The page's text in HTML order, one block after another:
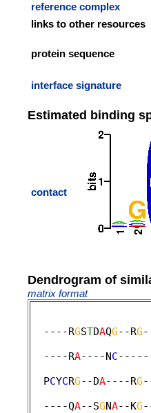
reference complex
links to other resources
protein sequence
interface signature
Estimated binding
contact
Dendrogram of
matrix format
  ----R
GSTDAQG--RG
  ----R
A----NC
  P
CYCRG--DA----RG
  ----Q
A--SGNA--KG